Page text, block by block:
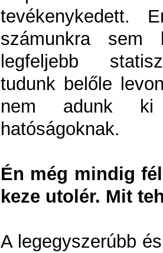
tevékenykedett.
számunkra
legfeljebb
tudunk belőle
nem adunk
hatóságoknak.
Én még mindig
keze utolér. Mit
A legegyszerúbb